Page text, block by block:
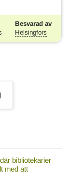
Besvarad av
Helsingfors
bibliotekarier
med att